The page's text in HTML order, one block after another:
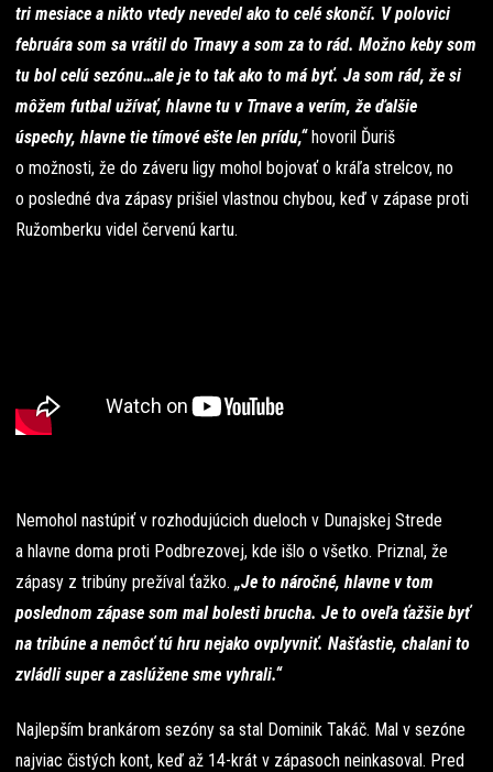
tri mesiace a nikto vtedy nevedel ako to celé skončí. V polovici
februára som sa vrátil do Trnavy a som za to rád. Možno keby som
tu bol celú sezónu…ale je to tak ako to má byť. Ja som rád, že si
môžem futbal užívať, hlavne tu v Trnave a verím, že ďalšie
úspechy, hlavne tie tímové ešte len prídu,“hovoril Ďuriš
o možnosti, že do záveru ligy mohol bojovať o kráľa strelcov, no
o posledné dva zápasy prišiel vlastnou chybou, keď v zápase proti
Ružomberku videl červenú kartu.
Nemohol nastúpiť v rozhodujúcich dueloch v Dunajskej Strede
a hlavne doma proti Podbrezovej, kde išlo o všetko. Priznal, že
zápasy z tribúny prežíval ťažko. „Je to náročné, hlavne v tom
poslednom zápase som mal bolesti brucha. Je to oveľa ťažšie byť
na tribúne a nemôcť tú hru nejako ovplyvniť. Našťastie, chalani to
zvládli super a zaslúžene sme vyhrali.“
Najlepším brankárom sezóny sa stal Dominik Takáč. Mal v sezóne
najviac čistých kont, keď až 14-krát v zápasoch neinkasoval. Pred